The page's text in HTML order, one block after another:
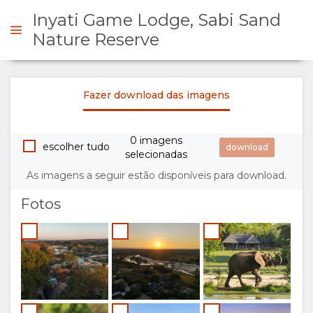
NÓS
INSTALAÇÕES
DOCUMENTAÇÃO
GALERIA
IMAGENS
Inyati Game Lodge, Sabi Sand
Nature Reserve
Fazer download das imagens
escolher tudo
0 imagens
selecionadas
As imagens a seguir estão disponíveis para download.
Fotos